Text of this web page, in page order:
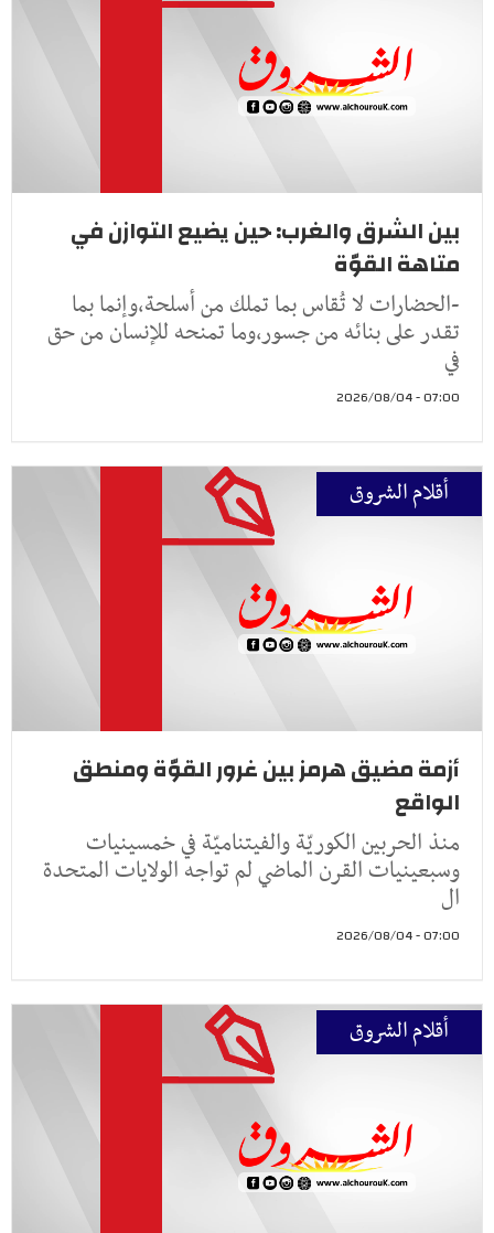
بين الشرق والغرب: حين يضيع التوازن في
متاهة القوّة
-الحضارات لا تُقاس بما تملك من أسلحة،وإنما بما
تقدر على بنائه من جسور،وما تمنحه للإنسان من حق
في
07:00 - 2026/08/04
أقلام الشروق
أزمة مضيق هرمز بين غرور القوّة ومنطق
الواقع
منذ الحربين الكوريّة والفيتناميّة في خمسينيات
وسبعينيات القرن الماضي لم تواجه الولايات المتحدة
ال
07:00 - 2026/08/04
أقلام الشروق